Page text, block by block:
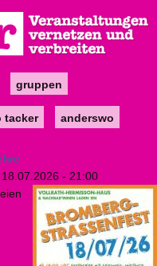
gruppen
tacker anderswo
- 21:00